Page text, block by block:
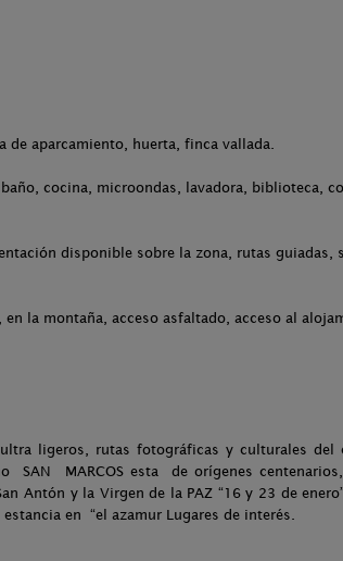
aparcamiento, huerta, finca vallada.
cocina, microondas, lavadora, biblioteca,
disponible sobre la zona, rutas guiadas,
la montaña, acceso asfaltado, acceso al
ligeros, rutas fotográficas y culturales
SAN MARCOS esta de orígenes
Antón y la Virgen de la PAZ “16 y 23 de
en “el azamur Lugares de interés.